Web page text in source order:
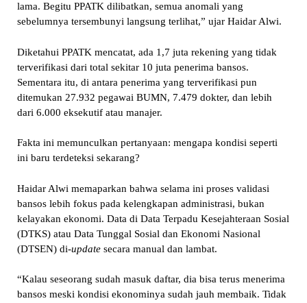
lama. Begitu PPATK dilibatkan, semua anomali yang
sebelumnya tersembunyi langsung terlihat,” ujar Haidar Alwi.
Diketahui PPATK mencatat, ada 1,7 juta rekening yang tidak
terverifikasi dari total sekitar 10 juta penerima bansos.
Sementara itu, di antara penerima yang terverifikasi pun
ditemukan 27.932 pegawai BUMN, 7.479 dokter, dan lebih
dari 6.000 eksekutif atau manajer.
Fakta ini memunculkan pertanyaan: mengapa kondisi seperti
ini baru terdeteksi sekarang?
Haidar Alwi memaparkan bahwa selama ini proses validasi
bansos lebih fokus pada kelengkapan administrasi, bukan
kelayakan ekonomi. Data di Data Terpadu Kesejahteraan Sosial
(DTKS) atau Data Tunggal Sosial dan Ekonomi Nasional
(DTSEN) di-updatesecara manual dan lambat.
“Kalau seseorang sudah masuk daftar, dia bisa terus menerima
bansos meski kondisi ekonominya sudah jauh membaik. Tidak